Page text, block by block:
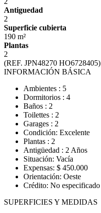
Antiguedad
2
Superficie cubierta
190 m²
Plantas
2
(REF. JPN48270 HO6728405)
INFORMACIÓN BÁSICA
Ambientes : 5
Dormitorios : 4
Baños : 2
Toilettes : 2
Garages : 2
Condición: Excelente
Plantas : 2
Antigüedad : 2 Años
Situación: Vacía
Expensas: $ 450.000
Orientación: Oeste
Crédito: No especificado
SUPERFICIES Y MEDIDAS